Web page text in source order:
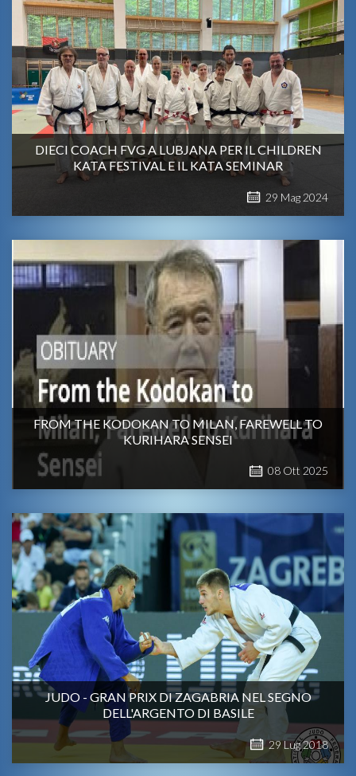
DIECI COACH FVG A LUBJANA PER IL CHILDREN
KATA FESTIVAL E IL KATA SEMINAR
29 Mag 2024
FROM THE KODOKAN TO MILAN, FAREWELL TO
KURIHARA SENSEI
08 Ott 2025
JUDO - GRAN PRIX DI ZAGABRIA NEL SEGNO
DELL'ARGENTO DI BASILE
29Lug2018